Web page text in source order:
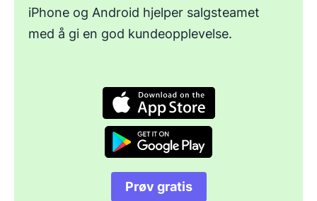
iPhone og Android hjelper salgsteamet
med å gi en god kundeopplevelse.
Åpnes i nytt vindu
Prøv gratis